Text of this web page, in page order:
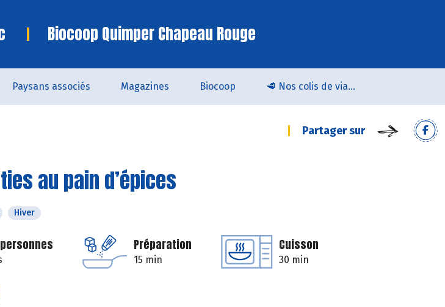
Biocoop Quimper Chapeau Rouge
Paysans associés Magazines Biocoop 🥩 Nos colis de viande bio & locale arrivent chez Biocoop Quimper !
Partager sur
au pain d’épices
Hiver
Préparation
15 min
Cuisson
30 min